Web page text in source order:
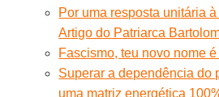
Por uma resposta unitária
Artigo do Patriarca
Fascismo, teu novo nome
Superar a dependência do
uma matriz energética